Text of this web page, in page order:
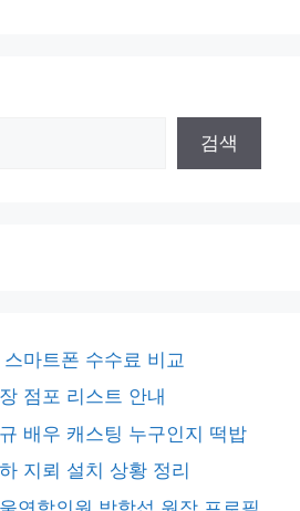
검색
마트폰 수수료 비교
점포 리스트 안내
배우 캐스팅 누구인지 떡밥
지뢰 설치 상황 정리